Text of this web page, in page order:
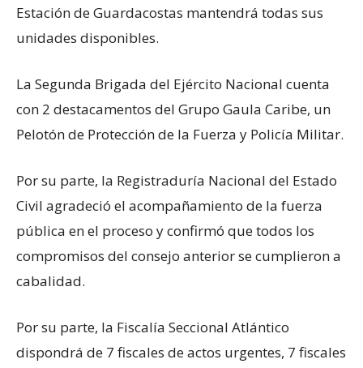
Estación de Guardacostas mantendrá todas sus
unidades disponibles.
La Segunda Brigada del Ejército Nacional cuenta
con 2 destacamentos del Grupo Gaula Caribe, un
Pelotón de Protección de la Fuerza y Policía Militar.
Por su parte, la Registraduría Nacional del Estado
Civil agradeció el acompañamiento de la fuerza
pública en el proceso y confirmó que todos los
compromisos del consejo anterior se cumplieron a
cabalidad.
Por su parte, la Fiscalía Seccional Atlántico
dispondrá de 7 fiscales de actos urgentes, 7 fiscales